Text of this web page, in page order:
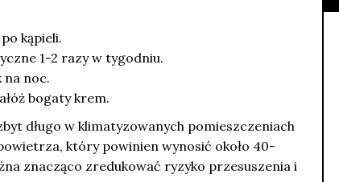
kąpieli.
1-2 razy w tygodniu.
na noc.
bogaty krem.
długo w klimatyzowanych pomieszczeniach
który powinien wynosić około 40-
znacząco zredukować ryzyko przesuszenia i